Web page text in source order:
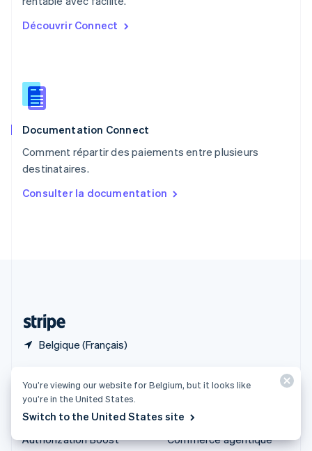
Découvrir Connect
Documentation Connect
Comment répartir des paiements entre plusieurs
destinataires.
Consulter la documentation
Belgique (Français)
PortuguêsEnglish
English
Roumanie
Royaume-Uni
Singapour
English简体中文
English
Tarifs
Atlas
Authorization Boost
Start-up
Commerce agentique
You’re viewing our website for Belgium, but it looks like
you’re in the United States.
Switch to the United States site